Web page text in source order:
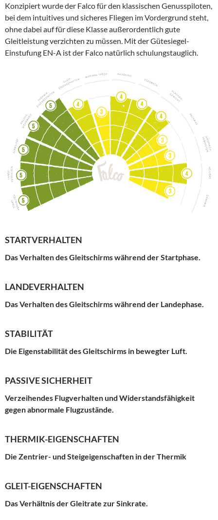
Konzipiert wurde der Falco für den klassischen Genusspiloten,
bei dem intuitives und sicheres Fliegen im Vordergrund steht,
ohne dabei auf für diese Klasse außerordentlich gute
Gleitleistung verzichten zu müssen. Mit der Gütesiegel-
Einstufung EN-A ist der Falco natürlich schulungstauglich.
STARTVERHALTEN
Das Verhalten des Gleitschirms während der Startphase.
LANDEVERHALTEN
Das Verhalten des Gleitschirms während der Landephase.
STABILITÄT
Die Eigenstabilität des Gleitschirms in bewegter Luft.
PASSIVE SICHERHEIT
Verzeihendes Flugverhalten und Widerstandsfähigkeit
gegen abnormale Flugzustände.
THERMIK-EIGENSCHAFTEN
Die Zentrier- und Steigeigenschaften in der Thermik
GLEIT-EIGENSCHAFTEN
Das Verhältnis der Gleitrate zur Sinkrate.